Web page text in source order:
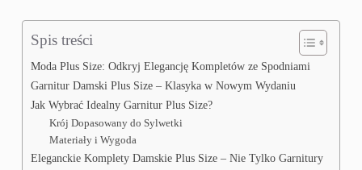
Spis treści
Moda Plus Size: Odkryj Elegancję Kompletów ze Spodniami
Garnitur Damski Plus Size – Klasyka w Nowym Wydaniu
Jak Wybrać Idealny Garnitur Plus Size?
Krój Dopasowany do Sylwetki
Materiały i Wygoda
Eleganckie Komplety Damskie Plus Size – Nie Tylko Garnitury